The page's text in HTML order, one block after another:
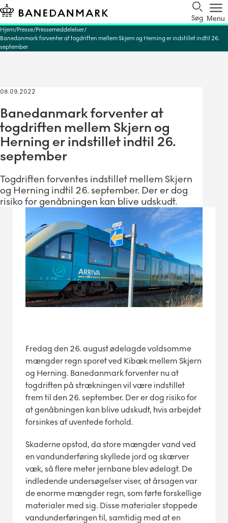
Søg Menu
Hjem Presse Pressemeddelelser
Banedanmark forventer at togdriften mellem Skjern og Herning er indstillet indtil 26.
september
08.09.2022
Banedanmark forventer at
togdriften mellem Skjern og
Herning er indstillet indtil 26.
september
Togdriften forventes indstillet mellem Skjern
og Herning indtil 26. september. Der er dog
risiko for genåbningen kan blive udskudt.
Fredag den 26. august ødelagde voldsomme
mængder regn sporet ved Kibæk mellem Skjern
og Herning. Banedanmark forventer nu at
togdriften på strækningen vil være indstillet
frem til den 26. september. Der er dog risiko for
at genåbningen kan blive udskudt, hvis arbejdet
forsinkes af uventede forhold.
Skaderne opstod, da store mængder vand ved
en vandunderføring skyllede jord og skærver
væk, så flere meter jernbane blev ødelagt. De
indledende undersøgelser viser, at årsagen var
de enorme mængder regn, som førte forskellige
materialer med sig. Disse materialer stoppede
vandunderføringen til, samtidig med at en